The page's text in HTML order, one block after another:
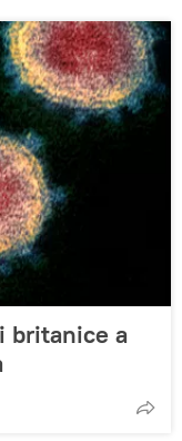
britanice a